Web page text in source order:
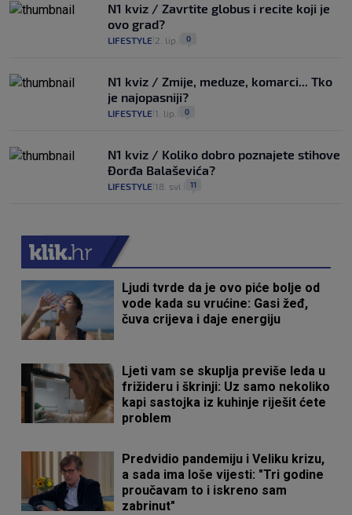
N1 kviz / Zavrtite globus i recite koji je
ovo grad?
LIFESTYLE 2. lip. 0
N1 kviz / Zmije, meduze, komarci... Tko
je najopasniji?
LIFESTYLE 1. lip. 0
N1 kviz / Koliko dobro poznajete stihove
Đorđa Balaševića?
LIFESTYLE 18. svi. 11
Ljudi tvrde da je ovo piće bolje od
vode kada su vrućine: Gasi žeđ,
čuva crijeva i daje energiju
Ljeti vam se skuplja previše leda u
frižideru i škrinji: Uz samo nekoliko
kapi sastojka iz kuhinje riješit ćete
problem
Predvidio pandemiju i Veliku krizu,
a sada ima loše vijesti: "Tri godine
proučavam to i iskreno sam
zabrinut"